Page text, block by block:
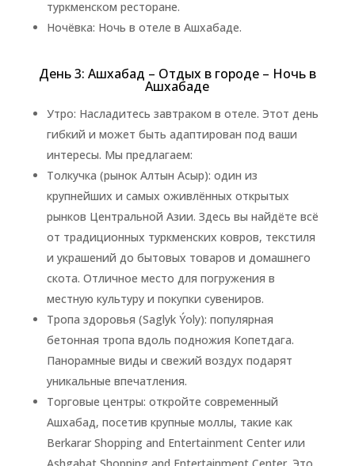
туркменском ресторане.
Ночёвка: Ночь в отеле в Ашхабаде.
День 3: Ашхабад – Отдых в городе – Ночь в
Ашхабаде
Утро: Насладитесь завтраком в отеле. Этот день
гибкий и может быть адаптирован под ваши
интересы. Мы предлагаем:
Толкучка (рынок Алтын Асыр): один из
крупнейших и самых оживлённых открытых
рынков Центральной Азии. Здесь вы найдёте всё
от традиционных туркменских ковров, текстиля
и украшений до бытовых товаров и домашнего
скота. Отличное место для погружения в
местную культуру и покупки сувениров.
Тропа здоровья (Saglyk Ýoly): популярная
бетонная тропа вдоль подножия Копетдага.
Панорамные виды и свежий воздух подарят
уникальные впечатления.
Торговые центры: откройте современный
Ашхабад, посетив крупные моллы, такие как
Berkarar Shopping and Entertainment Center или